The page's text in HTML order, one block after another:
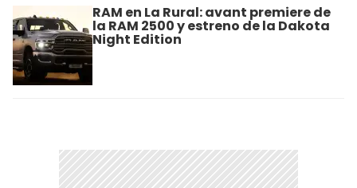
RAM en La Rural: avant premiere de
la RAM 2500 y estreno de la Dakota
Night Edition